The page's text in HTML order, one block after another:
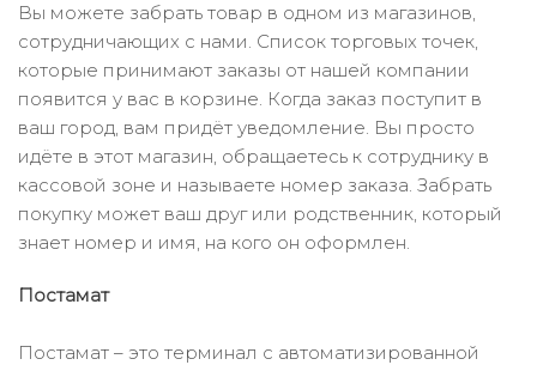
Вы можете забрать товар в одном из магазинов,
сотрудничающих с нами. Список торговых точек,
которые принимают заказы от нашей компании
появится у вас в корзине. Когда заказ поступит в
ваш город, вам придёт уведомление. Вы просто
идёте в этот магазин, обращаетесь к сотруднику в
кассовой зоне и называете номер заказа. Забрать
покупку может ваш друг или родственник, который
знает номер и имя, на кого он оформлен.
Постамат
Постамат – это терминал с автоматизированной